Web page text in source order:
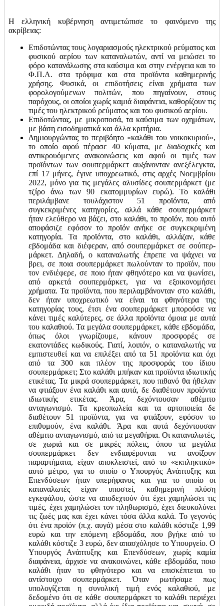
Η ελληνική κυβέρνηση αντιμετώπισε το φαινόμενο της
ακρίβειας:
Επιδοτώντας τους λογαριασμούς ηλεκτρικού ρεύματος και
φυσικού αερίου των καταναλωτών, αντί να μειώσει το
φόρο κατανάλωσης στα καύσιμα και στην ενέργεια και το
Φ.Π.Α. στα τρόφιμα και στα προϊόντα καθημερινής
χρήσης. Φυσικά, οι επιδοτήσεις είναι χρήματα των
φορολογούμενων πολιτών, που πηγαίνουν, στους
παρόχους, οι οποίοι χωρίς καμιά διαφάνεια, καθορίζουν τις
τιμές του ηλεκτρικού ρεύματος και του φυσικού αερίου.
Επιδοτώντας, με μικροποσά, τα καύσιμα των οχημάτων,
με βάση εισοδηματικά και άλλα κριτήρια.
Δημιουργώντας το περιβόητο «καλάθι του νοικοκυριού»,
το οποίο αφού πέρασε 40 κύματα, με διαδοχικές και
αντικρουόμενες ανακοινώσεις και αφού οι τιμές των
προϊόντων των σουπερμάρκετ αυξάνονταν ανεξέλεγκτα,
επί 17 μήνες, έγινε υποχρεωτικό, στις αρχές Νοεμβρίου
2022, μόνο για τις μεγάλες αλυσίδες σουπερμάρκετ (με
τζίρο άνω των 90 εκατομμυρίων ευρώ). Το καλάθι
περιλάμβανε τουλάχιστον 51 προϊόντα, από
συγκεκριμένες κατηγορίες, αλλά κάθε σουπερμάρκετ
ήταν ελεύθερο να βάζει, στο καλάθι, το προϊόν, που αυτό
αποφάσιζε εφόσον το προϊόν ανήκε σε συγκεκριμένη
κατηγορία. Τα προϊόντα, στο καλάθι, αλλάζαν, κάθε
εβδομάδα και διέφεραν, από σουπερμάρκετ σε σούπερ-
μάρκετ. Δηλαδή, ο καταναλωτής έπρεπε να ψάχνει να
βρει, σε ποια σουπερμάρκετ πωλούνταν το προϊόν, που
τον ενδιέφερε, σε ποιο ήταν φθηνότερο και να ψωνίσει,
από αρκετά σουπερμάρκετ, για να εξοικονομήσει
χρήματα. Τα προϊόντα, που περιλαμβάνονταν στο καλάθι,
δεν ήταν υποχρεωτικό να είναι τα φθηνότερα της
κατηγορίας τους, έτσι ένα σουπερμάρκετ μπορούσε να
κάνει τιμές καλύτερες, σε άλλα προϊόντα όμοια με αυτά
του καλαθιού. Τα μεγάλα σουπερμάρκετ, κάθε εβδομάδα,
όπως όλοι γνωρίζουμε, κάνουν προσφορές σε
εκατοντάδες κωδικούς. Γιατί, λοιπόν, ο καταναλωτής να
εμπιστευθεί και να επιλέξει από τα 51 προϊόντα και όχι
από τα 300 και πλέον της προσφοράς του ίδιου
σουπερμάρκετ; Στο καλάθι μπήκαν και προϊόντα ιδιωτικής
ετικέτας. Τα μικρά σουπερμάρκετ, που πιθανό θα ήθελαν
να φτιάξουν ένα καλάθι και αυτά, δε διαθέτουν προϊόντα
ιδιωτικής ετικέτας. Άρα, δεχόντουσαν αθέμιτο
ανταγωνισμό. Τα κρεοπωλεία και τα αρτοποιεία δε
διαθέτουν 51 προϊόντα, για να φτιάξουν, εφόσον το
επιθυμούν, ένα καλάθι. Άρα και αυτά δεχόντουσαν
αθέμιτο ανταγωνισμό, από τα μεγαθήρια. Οι καταναλωτές,
σε χωριά και σε μικρές πόλεις, όπου τα μεγάλα
σουπερμάρκετ δεν ενδιαφέρονται να ανοίξουν
παραρτήματα, είχαν αποκλειστεί, από το «εκπληκτικό»
αυτό μέτρο, για το οποίο ο Υπουργός Ανάπτυξης και
Επενδύσεων ήταν υπερήφανος και για το οποίο οι
καταναλωτές είχαν υποστεί, καθημερινή πλύση
εγκεφάλου, ώστε να αποδεχτούν ότι έχει χαμηλώσει τις
τιμές, έχει χαμηλώσει τον πληθωρισμό, έχει διευκολύνει
τις ζωές μας και έχει κάνει τόσα άλλα καλά. Το γεγονός
ότι ένα προϊόν (π.χ. αυγά) μέσα στο καλάθι κόστιζε 1,99
ευρώ και την επόμενη εβδομάδα, που βγήκε από το
καλάθι κόστιζε 3 ευρώ, δεν απασχόλησε το Υπουργείο. Ο
Υπουργός Ανάπτυξης και Επενδύσεων, χωρίς καμία
διαφάνεια, άρχισε να ανακοινώνει, κάθε εβδομάδα, ποιο
καλάθι ήταν το φθηνότερο και να επισκέπτεται το
αντίστοιχο σουπερμάρκετ. Όταν ρωτήσαμε πως
υπολογίζεται η συνολική τιμή ενός καλαθιού, με
δεδομένο ότι σε κάθε σουπερμάρκετ το καλάθι περιέχει